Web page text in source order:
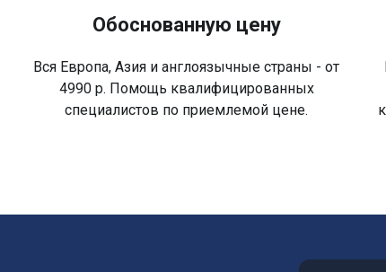
Обоснованную цену
Вся Европа, Азия и англоязычные страны - от
4990 р. Помощь квалифицированных
специалистов по приемлемой цене.